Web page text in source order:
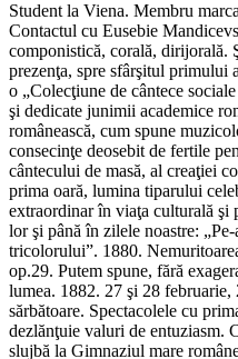
Student la Viena. Membru
Contactul cu Eusebie
com­ponistică, corală, dirijorală.
prezenţa, spre sfârşitul primului
o „Colecţiune de cântece
şi dedicate junimii academice
ro­mânească, cum spune
consecinţe deosebit de fertile
cântecului de masă, al creaţiei
prima oară, lumina tiparului
extraordinar în viaţa culturală şi
lor şi până în zilele noastre:
tricolorului”. 1880.
op.29. Putem spune, fără
lumea. 1882. 27 şi 28
sărbătoare. Spectacolele cu
dezlănţuie valuri de entuziasm.
slujbă la Gimnaziul mare